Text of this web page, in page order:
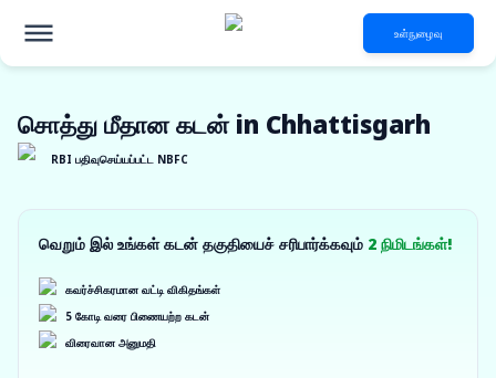
உள்நுழைவு
சொத்து மீதான கடன் in Chhattisgarh
RBI பதிவுசெய்யப்பட்ட NBFC
வெறும் இல் உங்கள் கடன் தகுதியைச் சரிபார்க்கவும் 2 நிமிடங்கள்!
கவர்ச்சிகரமான வட்டி விகிதங்கள்
5 கோடி வரை பிணையற்ற கடன்
விரைவான அனுமதி